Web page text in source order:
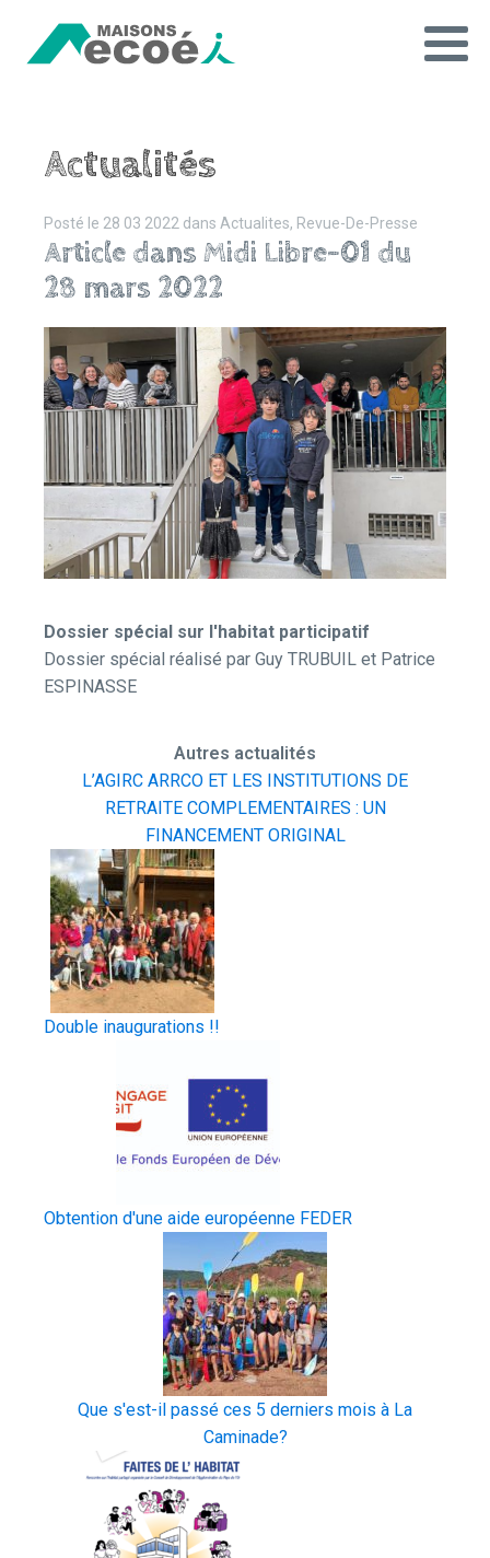
Actualités
Posté le 28 03 2022 dans Actualites, Revue-De-Presse
Article dans Midi Libre-01 du
28 mars 2022
Dossier spécial sur l'habitat participatif
Dossier spécial réalisé par Guy TRUBUIL et Patrice
ESPINASSE
Autres actualités
L’AGIRC ARRCO ET LES INSTITUTIONS DE
RETRAITE COMPLEMENTAIRES : UN
FINANCEMENT ORIGINAL
Double inaugurations !!
Obtention d'une aide européenne FEDER
Que s'est-il passé ces 5 derniers mois à La
Caminade?